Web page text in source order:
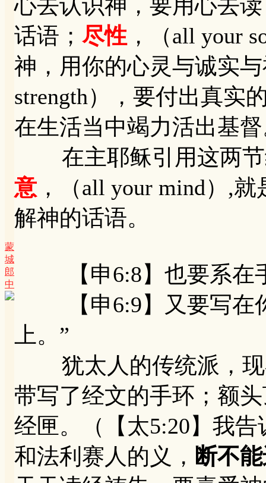
蒙
城
郎
中
心去认识神，要用心去
话语； 尽性 ，（all your
神，用你的心灵与诚实
strength），要付出真实
在生活当中竭力活出
在主耶稣引用这两节
意 ，（all your mind）,
解神的话语。
【申6:8】也要系在手
【申6:9】又要写在你
上。”
犹太人的传统派，现
带写了经文的手环；额
经匣。（【太5:20】我
和法利赛人的义， 断不